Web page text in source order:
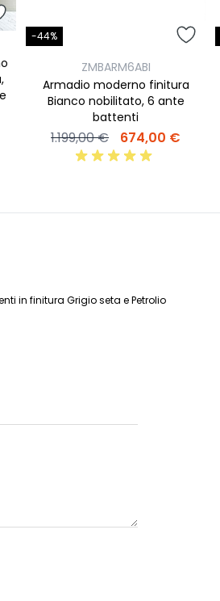
-44%
ZMBARM6ABI
Armadio moderno finitura
Bianco nobilitato, 6 ante
battenti
1.199,00 € 674,00 €
in finitura Grigio seta e Petrolio